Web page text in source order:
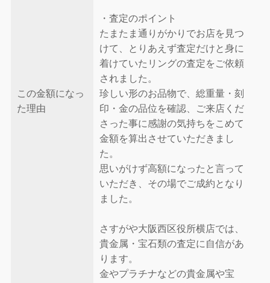
この金額になっ
た理由
・査定のポイント
たまたま通りがかりでお店を見つ
けて、とりあえず査定だけと身に
着けていたリングの査定をご依頼
されました。
珍しい形のお品物で、総重量・刻
印・金の品位を確認、ご来店くだ
さった事に感謝の気持ちをこめて
金額を算出させていただきまし
た。
思いがけず高額になったと言って
いただき、その場でご成約となり
ました。
さすがや大阪西区役所横店では、
貴金属・宝石類の査定に自信があ
ります。
金やプラチナなどの貴金属や宝